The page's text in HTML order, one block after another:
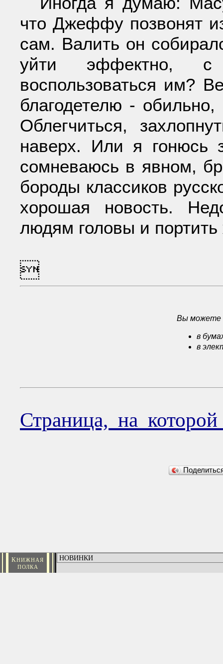
что Джеффу позвонят
сам. Валить он
уйти эффектно, с
воспользоваться им?
благодетелю -
Облегчиться,
наверх. Или я гонюсь
сомневаюсь в явном,
бороды классиков
хорошая новость.
людям головы и портить

Вы можете
в
в
Страница, на
КНИЖНАЯ
ПОЛКА